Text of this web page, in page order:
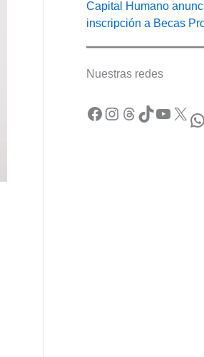
Capital Humano
inscripción a Becas
Nuestras redes
Facebook Instagram Threads TikTok YouTube X WhatsApp